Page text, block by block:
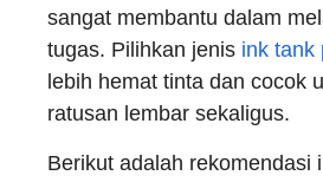
sangat membantu dalam
tugas. Pilihkan jenis ink tank
lebih hemat tinta dan cocok
ratusan lembar sekaligus.
Berikut adalah rekomendasi